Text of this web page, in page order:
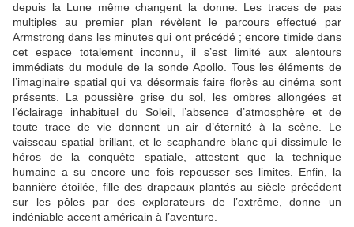
depuis la Lune même changent la donne. Les traces de pas
multiples au premier plan révèlent le parcours effectué par
Armstrong dans les minutes qui ont précédé ; encore timide dans
cet espace totalement inconnu, il s’est limité aux alentours
immédiats du module de la sonde Apollo. Tous les éléments de
l’imaginaire spatial qui va désormais faire florès au cinéma sont
présents. La poussière grise du sol, les ombres allongées et
l’éclairage inhabituel du Soleil, l’absence d’atmosphère et de
toute trace de vie donnent un air d’éternité à la scène. Le
vaisseau spatial brillant, et le scaphandre blanc qui dissimule le
héros de la conquête spatiale, attestent que la technique
humaine a su encore une fois repousser ses limites. Enfin, la
bannière étoilée, fille des drapeaux plantés au siècle précédent
sur les pôles par des explorateurs de l’extrême, donne un
indéniable accent américain à l’aventure.